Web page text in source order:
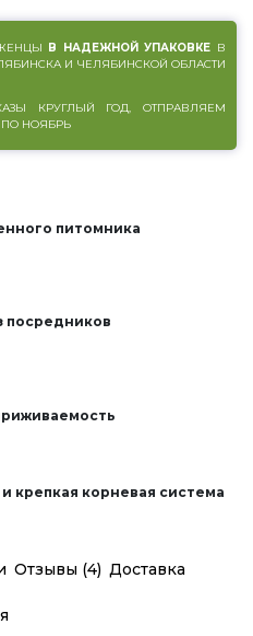
В НАДЕЖНОЙ УПАКОВКЕ В
И ЧЕЛЯБИНСКОЙ ОБЛАСТИ
КРУГЛЫЙ ГОД, ОТПРАВЛЯЕМ
ПО НОЯБРЬ
питомника
посредников
крепкая корневая система
Отзывы (4) Доставка